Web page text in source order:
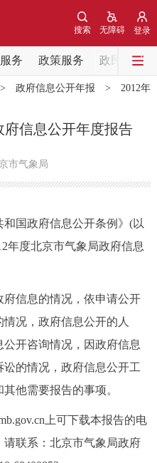
登录
无障碍
搜索
务 政策服务 政民互动
信息 中央部委动态
息 部门动态
能 政策服务
读 回应关切
开
务 投资项目
政府信息公开年报 > 2012年
府信息公开年度报告
市气象局
国政府信息公开条例》(以
年度北京市气象局政府信息
信息的情况，依申请公开
况，政府信息公开的人
开咨询情况，因政府信息
的情况，政府信息公开工
他需要报告的事项。
上可下载本报告的电
联系：北京市气象局政府